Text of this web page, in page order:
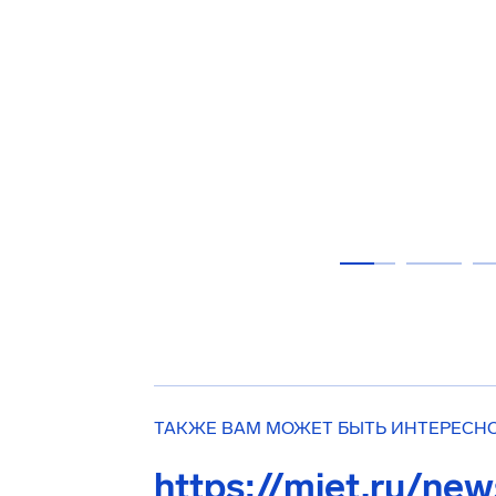
ТАКЖЕ ВАМ МОЖЕТ БЫТЬ
https://miet.ru/